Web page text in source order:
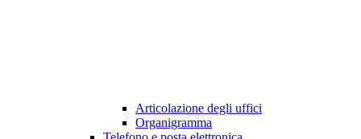
Articolazione degli uffici
Organigramma